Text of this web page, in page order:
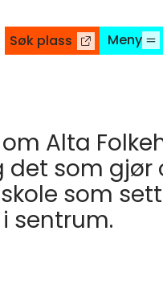
Søk plass Meny
Alta
som gjør
som
sentrum.